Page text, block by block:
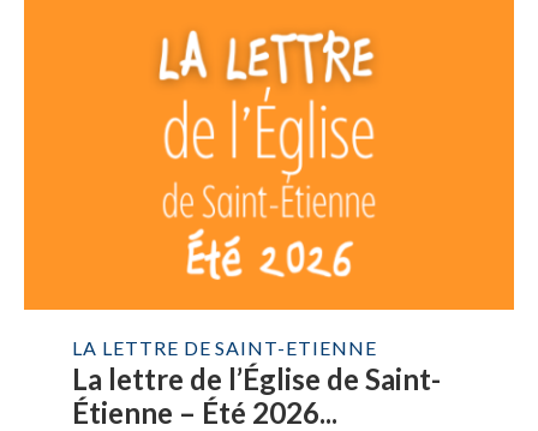
LA LETTRE DE SAINT-ETIENNE
La lettre de l’Église de Saint-
Étienne – Été 2026...